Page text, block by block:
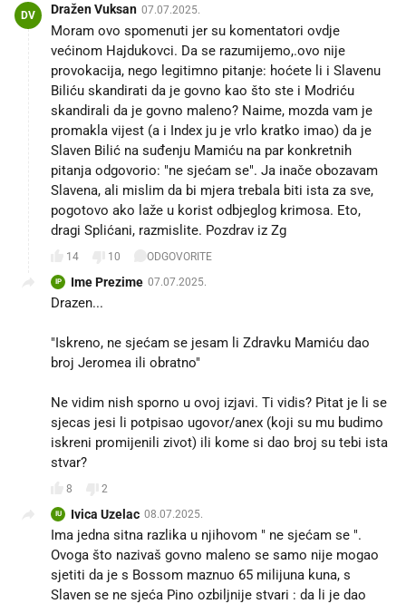
DV Dražen Vuksan 07.07.2025.
Moram ovo spomenuti jer su komentatori ovdje
većinom Hajdukovci. Da se razumijemo,.ovo nije
provokacija, nego legitimno pitanje: hoćete li i Slavenu
Biliću skandirati da je govno kao što ste i Modriću
skandirali da je govno maleno? Naime, mozda vam je
promakla vijest (a i Index ju je vrlo kratko imao) da je
Slaven Bilić na suđenju Mamiću na par konkretnih
pitanja odgovorio: "ne sjećam se". Ja inače obozavam
Slavena, ali mislim da bi mjera trebala biti ista za sve,
pogotovo ako laže u korist odbjeglog krimosa. Eto,
dragi Splićani, razmislite. Pozdrav iz Zg💙
14 10 ODGOVORITE
IP Ime Prezime 07.07.2025.
Drazen...
"Iskreno, ne sjećam se jesam li Zdravku Mamiću dao
broj Jeromea ili obratno"
Ne vidim nish sporno u ovoj izjavi. Ti vidis? Pitat je li se
sjecas jesi li potpisao ugovor/anex (koji su mu budimo
iskreni promijenili zivot) ili kome si dao broj su tebi ista
stvar?
8 2
IU Ivica Uzelac 08.07.2025.
Ima jedna sitna razlika u njihovom " ne sjećam se ".
Ovoga što nazivaš govno maleno se samo nije mogao
sjetiti da je s Bossom maznuo 65 milijuna kuna, s
Slaven se ne sjeća Pino ozbiljnije stvari : da li je dao